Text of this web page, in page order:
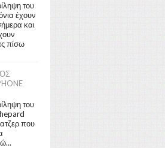
του
έχουν
και
πίσω
του
που